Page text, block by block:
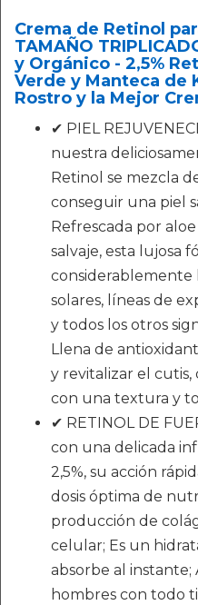
Crema de Retinol
TAMAÑO
y Orgánico - 2,5%
Verde y Manteca de
Rostro y la Mejor
✔ PIEL
nuestra
Retinol se mezcla
conseguir una piel
Refrescada por
salvaje, esta lujosa
considerablemente
solares, líneas de
y todos los otros
Llena de
y revitalizar el cutis,
con una textura y
✔ RETINOL DE
con una delicada
2,5%, su acción
dosis óptima de
producción de
celular; Es un
absorbe al
hombres con todo